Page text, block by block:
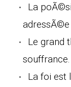
La
Le grand
souffrance.
La foi